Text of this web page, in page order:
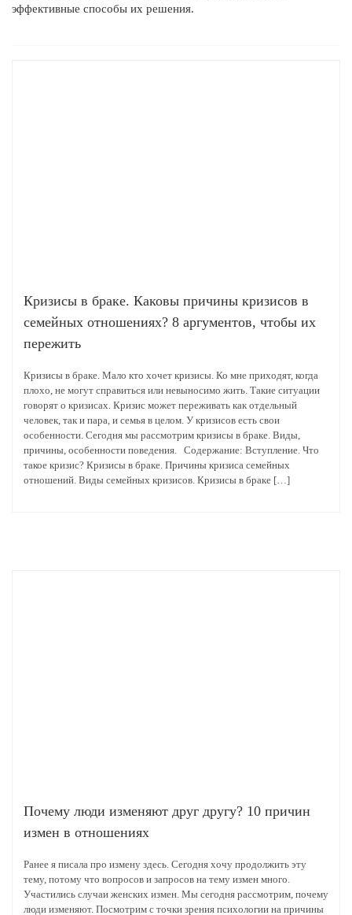
эффективные способы их решения.
Кризисы в браке. Каковы причины кризисов в
семейных отношениях? 8 аргументов, чтобы их
пережить
Кризисы в браке. Мало кто хочет кризисы. Ко мне приходят, когда
плохо, не могут справиться или невыносимо жить. Такие ситуации
говорят о кризисах. Кризис может переживать как отдельный
человек, так и пара, и семья в целом. У кризисов есть свои
особенности. Сегодня мы рассмотрим кризисы в браке. Виды,
причины, особенности поведения. Содержание: Вступление. Что
такое кризис? Кризисы в браке. Причины кризиса семейных
отношений. Виды семейных кризисов. Кризисы в браке […]
Почему люди изменяют друг другу? 10 причин
измен в отношениях
Ранее я писала про измену здесь. Сегодня хочу продолжить эту
тему, потому что вопросов и запросов на тему измен много.
Участились случаи женских измен. Мы сегодня рассмотрим, почему
люди изменяют. Посмотрим с точки зрения психологии на причины